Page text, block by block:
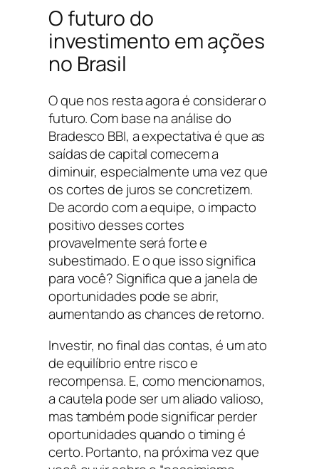
O futuro do
investimento em ações
no Brasil
O que nos resta agora é considerar o
futuro. Com base na análise do
Bradesco BBI, a expectativa é que as
saídas de capital comecem a
diminuir, especialmente uma vez que
os cortes de juros se concretizem.
De acordo com a equipe, o impacto
positivo desses cortes
provavelmente será forte e
subestimado. E o que isso significa
para você? Significa que a janela de
oportunidades pode se abrir,
aumentando as chances de retorno.
Investir, no final das contas, é um ato
de equilíbrio entre risco e
recompensa. E, como mencionamos,
a cautela pode ser um aliado valioso,
mas também pode significar perder
oportunidades quando o timing é
certo. Portanto, na próxima vez que